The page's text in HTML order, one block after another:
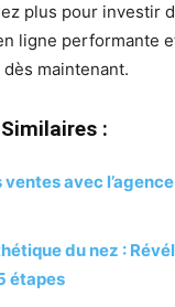
plus pour investir
ligne performante
maintenant.
:
avec
du nez :
étapes